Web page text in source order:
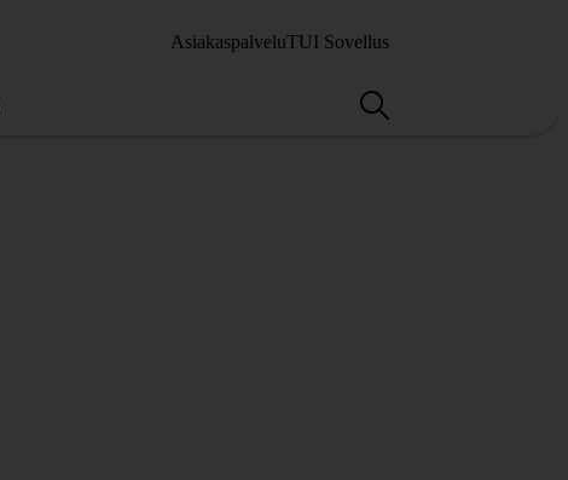
AsiakaspalveluTUI Sovellus